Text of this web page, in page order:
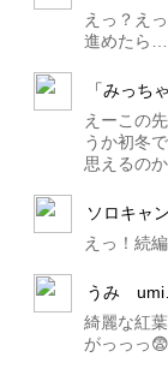
えっ？え
進めたら…
「みっち
えーこの
うか初冬
思えるの
ソロキャ
えっ！続
うみ
綺麗な紅
がっっっ😨